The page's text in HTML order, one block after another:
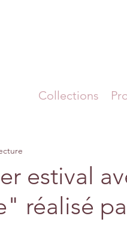
Collections
estival
réalisé